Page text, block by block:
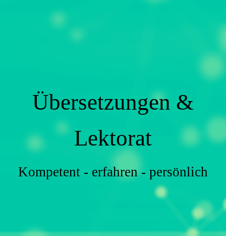
Übersetzungen &
Lektorat
Kompetent - erfahren - persönlich